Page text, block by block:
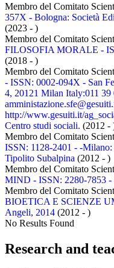
Membro del Comitato
357X - Bologna: Società
(2023 - )
Membro del Comitato
FILOSOFIA MORALE -
(2018 - )
Membro del Comitato
- ISSN: 0002-094X - San
4, 20121 Milan Italy:011
http://www.gesuiti.it/
Centro studi sociali. (2012 -
Membro del Comitato
ISSN: 1128-2401 - -
Tipolito Subalpina (2012 - )
Membro del Comitato
MIND - ISSN: 2280-7853 -
Membro del Comitato
BIOETICA E SCIENZE
Angeli, 2014 (2012 - )
No Results Found
Research and